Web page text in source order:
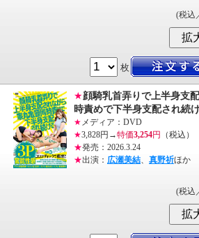
(税込
枚
★顔騎乳首弄りで上半身支
時責めで下半身支配され続
★ メディア：DVD
★3,828円→特価3,254円
（税込）
★発売：2026.3.24
★出演： 広瀬美結、 真野祈ほか
(税込